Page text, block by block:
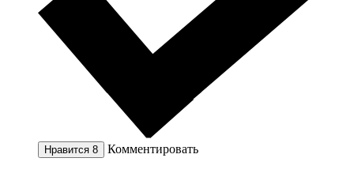
Нравится 8 Комментировать